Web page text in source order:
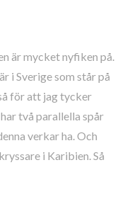
är mycket nyfiken på.
i Sverige som står på
för att jag tycker
två parallella spår
verkar ha. Och
i Karibien. Så